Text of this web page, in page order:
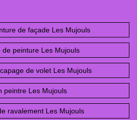
de façade Les Mujouls
de peinture Les Mujouls
de volet Les Mujouls
peintre Les Mujouls
ravalement Les Mujouls